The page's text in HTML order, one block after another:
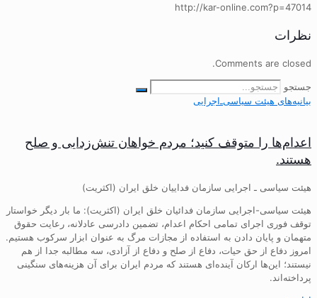
http://kar-online.com?p=47014
نظرات
Comments are closed.
جستجو
بیانیه‌های هیئت‌ سیاسی‌ـ‌اجرایی
اعدام‌ها را متوقف کنید؛ مردم خواهان تنش‌زدایی و صلح
هستند.
هیئت سیاسی ـ اجرایی سازمان فداییان خلق ایران (اکثریت)
هیئت سیاسی-اجرایی سازمان فدائیان خلق ایران (اکثریت): ما بار دیگر خواستار
توقف فوری اجرای تمامی احکام اعدام، تضمین دادرسی عادلانه، رعایت حقوق
متهمان و پایان دادن به استفاده از مجازات مرگ به عنوان ابزار سرکوب هستیم.
امروز دفاع از حق حیات، دفاع از صلح و دفاع از آزادی، سه مطالبه جدا از هم
نیستند؛ این‌ها ارکان آینده‌ای هستند که مردم ایران برای آن هزینه‌های سنگینی
پرداخته‌اند.